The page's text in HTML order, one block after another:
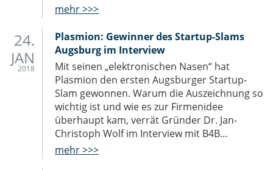
mehr >>>
24.
JAN
2018
Plasmion: Gewinner des Startup-Slams
Augsburg im Interview
Mit seinen „elektronischen Nasen“ hat
Plasmion den ersten Augsburger Startup-
Slam gewonnen. Warum die Auszeichnung so
wichtig ist und wie es zur Firmenidee
überhaupt kam, verrät Gründer Dr. Jan-
Christoph Wolf im Interview mit B4B…
mehr >>>